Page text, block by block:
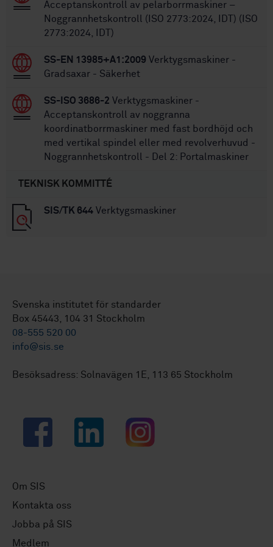
Acceptanskontroll av pelarborrmaskiner –
Noggrannhetskontroll (ISO 2773:2024, IDT) (ISO
2773:2024, IDT)
SS-EN 13985+A1:2009 Verktygsmaskiner -
Gradsaxar - Säkerhet
SS-ISO 3686-2 Verktygsmaskiner -
Acceptanskontroll av noggranna
koordinatborrmaskiner med fast bordhöjd och
med vertikal spindel eller med revolverhuvud -
Noggrannhetskontroll - Del 2: Portalmaskiner
TEKNISK KOMMITTÉ
SIS/TK 644 Verktygsmaskiner
Svenska institutet för standarder
Box 45443, 104 31 Stockholm
08-555 520 00
info@sis.se
Besöksadress: Solnavägen 1E, 113 65 Stockholm
Facebook LinkedIn Instagram
Om SIS
Kontakta oss
Jobba på SIS
Medlem